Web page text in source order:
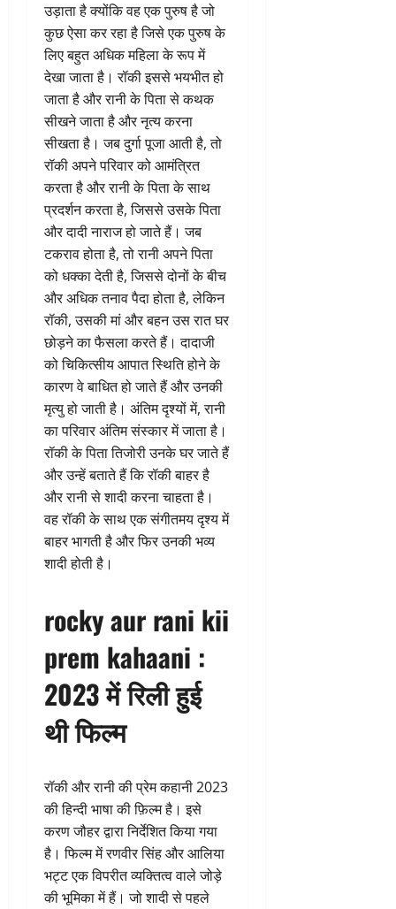
उड़ाता है क्योंकि वह एक पुरुष है जो
कुछ ऐसा कर रहा है जिसे एक पुरुष के
लिए बहुत अधिक महिला के रूप में
देखा जाता है। रॉकी इससे भयभीत हो
जाता है और रानी के पिता से कथक
सीखने जाता है और नृत्य करना
सीखता है। जब दुर्गा पूजा आती है, तो
रॉकी अपने परिवार को आमंत्रित
करता है और रानी के पिता के साथ
प्रदर्शन करता है, जिससे उसके पिता
और दादी नाराज हो जाते हैं। जब
टकराव होता है, तो रानी अपने पिता
को धक्का देती है, जिससे दोनों के बीच
और अधिक तनाव पैदा होता है, लेकिन
रॉकी, उसकी मां और बहन उस रात घर
छोड़ने का फैसला करते हैं। दादाजी
को चिकित्सीय आपात स्थिति होने के
कारण वे बाधित हो जाते हैं और उनकी
मृत्यु हो जाती है। अंतिम दृश्यों में, रानी
का परिवार अंतिम संस्कार में जाता है।
रॉकी के पिता तिजोरी उनके घर जाते हैं
और उन्हें बताते हैं कि रॉकी बाहर है
और रानी से शादी करना चाहता है।
वह रॉकी के साथ एक संगीतमय दृश्य में
बाहर भागती है और फिर उनकी भव्य
शादी होती है।
rocky aur rani kii
prem kahaani :
2023 में रिली हुई
थी फिल्म
रॉकी और रानी की प्रेम कहानी 2023
की हिन्दी भाषा की फ़िल्म है। इसे
करण जौहर द्वारा निर्देशित किया गया
है। फिल्म में रणवीर सिंह और आलिया
भट्ट एक विपरीत व्यक्तित्व वाले जोड़े
की भूमिका में हैं। जो शादी से पहले